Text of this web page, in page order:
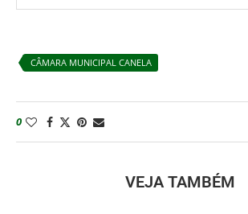
CÂMARA MUNICIPAL CANELA
0
VEJA TAMBÉM